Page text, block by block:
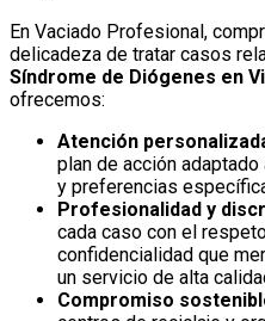
En Vaciado Profesional,
delicadeza de tratar casos
Síndrome de Diógenes en
ofrecemos:
Atención
plan de acción
y preferencias
Profesionalidad y
cada caso con el
confidencialidad que
un servicio de alta
Compromiso